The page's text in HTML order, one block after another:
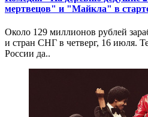
мертвецов" и "Майкла" в
Около 129 миллионов рублей
и стран СНГ в четверг, 16 июля.
России да..